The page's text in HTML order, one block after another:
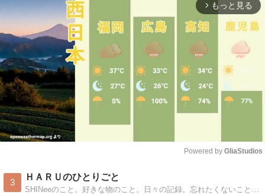
arrow_forward_ios もっと見る
Powered by GliaStudios
3
ＨＡＲＵのひとりごと
SHINeeのこと。好きな物のこと。日々の記録。忘れたくないことを書くひとりごとブログ。